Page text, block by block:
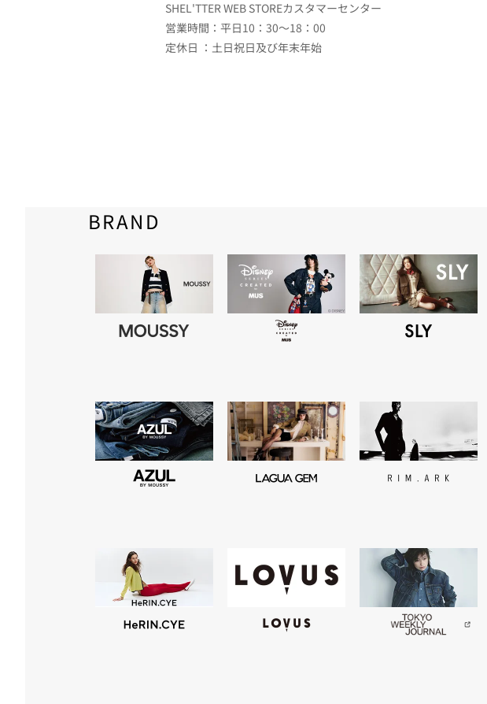
SHEL'TTER WEB STOREカスタマーセンター
営業時間：平日10：30～18：00
定休日 ：土日祝日及び年末年始
BRAND